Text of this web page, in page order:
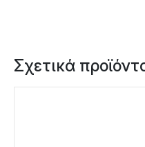
Σχετικά